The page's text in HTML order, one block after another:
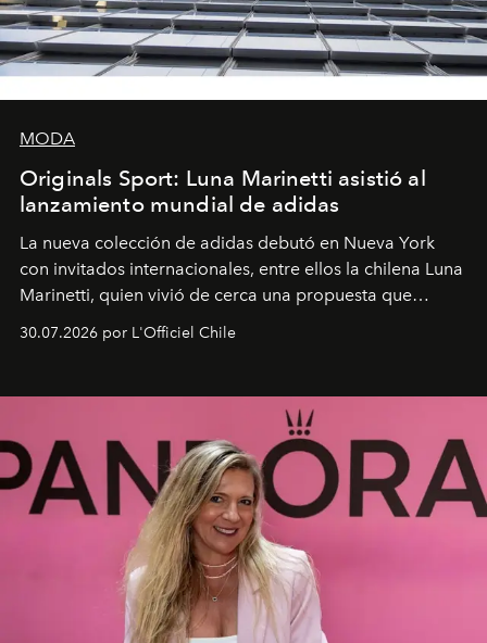
MODA
Originals Sport: Luna Marinetti asistió al
lanzamiento mundial de adidas
La nueva colección de adidas debutó en Nueva York
con invitados internacionales, entre ellos la chilena Luna
Marinetti, quien vivió de cerca una propuesta que
fusiona moda y rendimiento.
30.07.2026 por L'Officiel Chile